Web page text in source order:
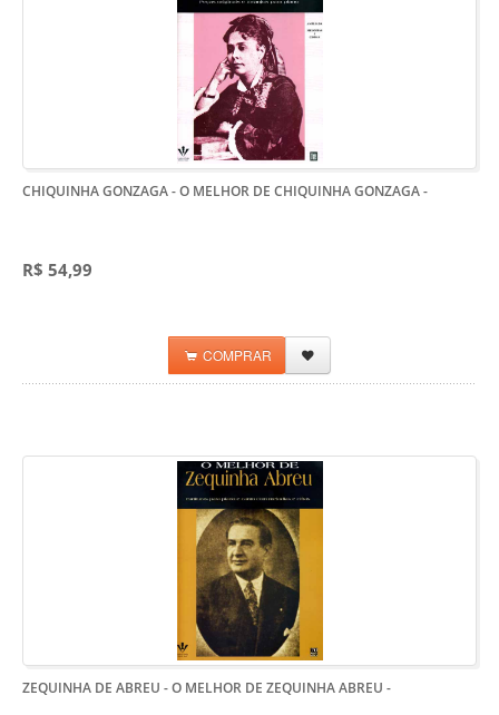
CHIQUINHA GONZAGA - O MELHOR DE CHIQUINHA GONZAGA-
R$ 54,99
COMPRAR
ZEQUINHA DE ABREU - O MELHOR DE ZEQUINHA ABREU -